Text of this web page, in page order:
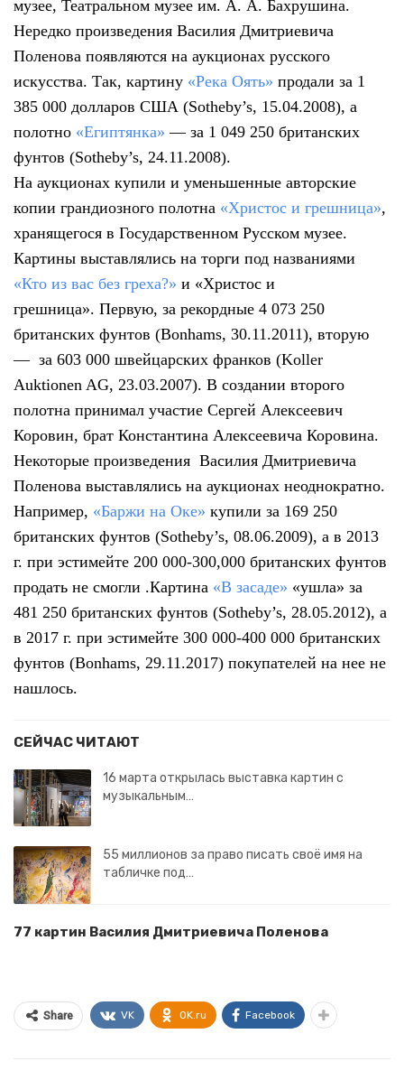
музее, Театральном музее им. А. А. Бахрушина.
Нередко произведения Василия Дмитриевича
Поленова появляются на аукционах русского
искусства. Так, картину «Река Оять» продали за 1
385 000 долларов США (Sotheby’s, 15.04.2008), а
полотно «Египтянка» — за 1 049 250 британских
фунтов (Sotheby’s, 24.11.2008).
На аукционах купили и уменьшенные авторские
копии грандиозного полотна «Христос и грешница»,
хранящегося в Государственном Русском музее.
Картины выставлялись на торги под названиями
«Кто из вас без греха?» и «Христос и
грешница». Первую, за рекордные 4 073 250
британских фунтов (Bonhams, 30.11.2011), вторую
— за 603 000 швейцарских франков (Koller
Auktionen AG, 23.03.2007). В создании второго
полотна принимал участие Сергей Алексеевич
Коровин, брат Константина Алексеевича Коровина.
Некоторые произведения Василия Дмитриевича
Поленова выставлялись на аукционах неоднократно.
Например, «Баржи на Оке» купили за 169 250
британских фунтов (Sotheby’s, 08.06.2009), а в 2013
г. при эстимейте 200 000-300,000 британских фунтов
продать не смогли .Картина «В засаде» «ушла» за
481 250 британских фунтов (Sotheby’s, 28.05.2012), а
в 2017 г. при эстимейте 300 000-400 000 британских
фунтов (Bonhams, 29.11.2017) покупателей на нее не
нашлось.
СЕЙЧАС ЧИТАЮТ
16 марта открылась выставка картин с
музыкальным…
55 миллионов за право писать своё имя на
табличке под…
77 картин Василия Дмитриевича Поленова
Share VK OK.ru Facebook